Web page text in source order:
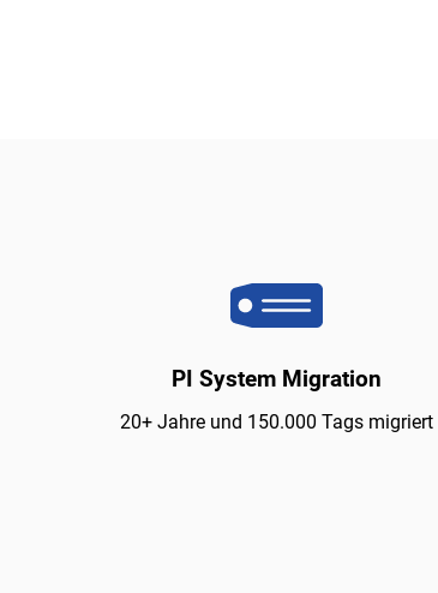
PI System Migration
20+ Jahre und 150.000 Tags migriert